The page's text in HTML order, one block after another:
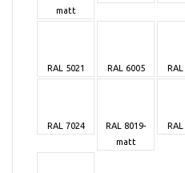
matt
RAL 5021 RAL 6005
RAL 7024
RAL 8019-
matt